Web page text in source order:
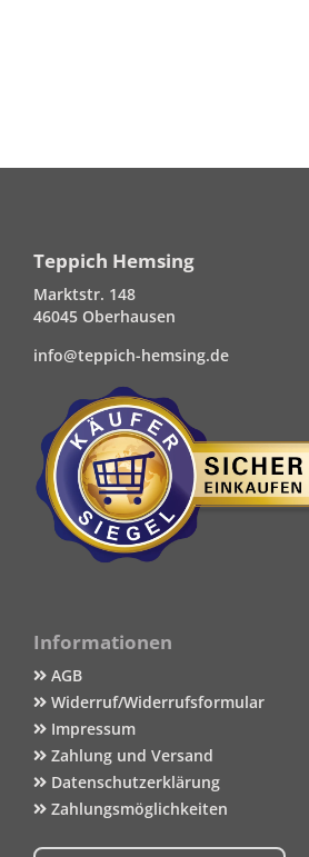
Teppich Hemsing
Marktstr. 148
46045 Oberhausen
info@teppich-hemsing.de
Informationen
AGB
Widerruf/Widerrufsformular
Impressum
Zahlung und Versand
Datenschutzerklärung
Zahlungsmöglichkeiten